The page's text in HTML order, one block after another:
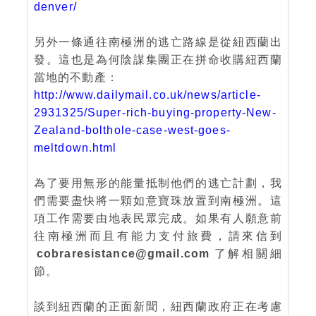
denver/
另外一條通往南極洲的逃亡路線是從紐西蘭出
發。這也是為何陰謀集團正在拼命收購紐西蘭
當地的不動產：
http://www.dailymail.co.uk/news/article-
2931325/Super-rich-buying-property-New-
Zealand-bolthole-case-west-goes-
meltdown.html
為了要用無形的能量抵制他們的逃亡計劃，我
們需要盡快將一顆如意寶珠放置到南極洲。這
項工作需要由地表民眾完成。如果有人願意前
往南極洲而且有能力支付旅費，請來信到
cobraresistance@gmail.com 了解相關細
節。
談到紐西蘭的正面新聞，紐西蘭政府正在考慮